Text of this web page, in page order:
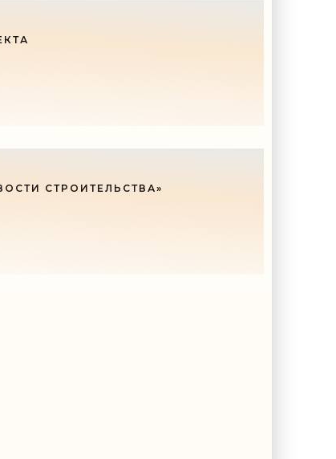
СТРОИТЕЛЬСТВА»